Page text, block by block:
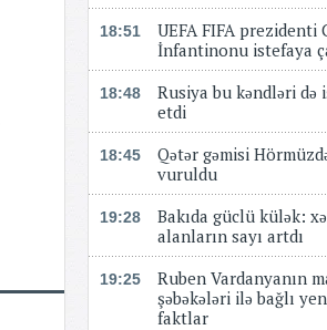
18:51
UEFA FIFA prezidenti
İnfantinonu istefaya
18:48
Rusiya bu kəndləri də
etdi
18:45
Qətər gəmisi
vuruldu
19:28
Bakıda güclü külək:
alanların sayı artdı
19:25
Ruben Vardanyanın
şəbəkələri ilə bağlı
faktlar